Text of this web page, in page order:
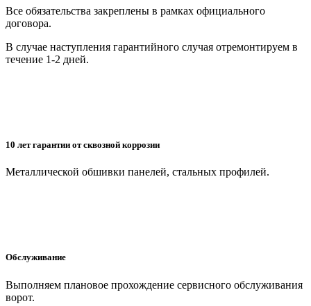
Все обязательства закреплены в рамках официального
договора.
В случае наступления гарантийного случая отремонтируем в
течение 1-2 дней.
10 лет гарантии от сквозной коррозии
Металлической обшивки панелей, стальных профилей.
Обслуживание
Выполняем плановое прохождение сервисного обслуживания
ворот.